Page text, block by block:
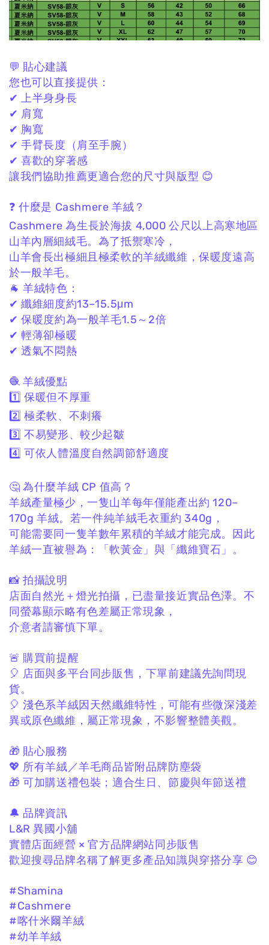
💬 貼心建議
您也可以直接提供：
✔ 上半身身長
✔ 肩寬
✔ 胸寬
✔ 手臂長度（肩至手腕）
✔ 喜歡的穿著感
讓我們協助推薦更適合您的尺寸與版型 😊
❓ 什麼是 Cashmere 羊絨？
Cashmere 為生長於海拔 4,000 公尺以上高寒地區
山羊內層細絨毛。 為了抵禦寒冷，
山羊會長出極細且極柔軟的羊絨纖維，保暖度遠高
於一般羊毛。
🐐 羊絨特色：
✔ 纖維細度約13–15.5μm
✔ 保暖度約為一般羊毛1.5～2倍
✔ 輕薄卻極暖
✔ 透氣不悶熱
🧶 羊絨優點
1️⃣ 保暖但不厚重
2️⃣ 極柔軟、不刺癢
3️⃣ 不易變形、較少起皺
4️⃣ 可依人體溫度自然調節舒適度
🤔 為什麼羊絨 CP 值高？
羊絨產量極少，一隻山羊每年僅能產出約 120–
170g 羊絨。 若一件純羊絨毛衣重約 340g，
可能需要同一隻羊數年累積的羊絨才能完成。
因此
羊絨一直被譽為：
「軟黃金」與「纖維寶石」。
📸 拍攝說明
店面自然光＋燈光拍攝， 已盡量接近實品色澤。 不
同螢幕顯示略有色差屬正常現象，
介意者請審慎下單。
🚨 購買前提醒
🎈 店面與多平台同步販售， 下單前建議先詢問現
貨。
🎈 淺色系羊絨因天然纖維特性，可能有些微深淺差
異或原色纖維， 屬正常現象，不影響整體美觀。
🎁 貼心服務
💖 所有羊絨／羊毛商品皆附品牌防塵袋
🎁 可加購送禮包裝； 適合生日、節慶與年節送禮
🔔 品牌資訊
L&R 異國小舖
實體店面經營 × 官方品牌網站同步販售
歡迎搜尋品牌名稱了解更多產品知識與穿搭分享 😊
#Shamina
#Cashmere
#喀什米爾羊絨
#幼羊羊絨